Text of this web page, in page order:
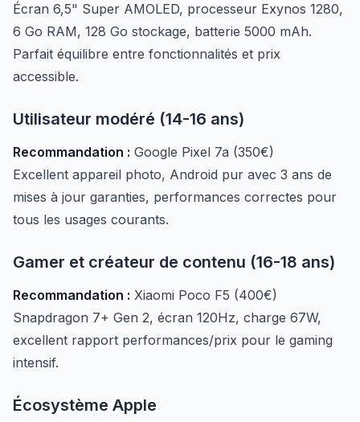
Écran 6,5" Super AMOLED, processeur Exynos 1280,
6 Go RAM, 128 Go stockage, batterie 5000 mAh.
Parfait équilibre entre fonctionnalités et prix
accessible.
Utilisateur modéré (14-16 ans)
Recommandation : Google Pixel 7a (350€)
Excellent appareil photo, Android pur avec 3 ans de
mises à jour garanties, performances correctes pour
tous les usages courants.
Gamer et créateur de contenu (16-18 ans)
Recommandation : Xiaomi Poco F5 (400€)
Snapdragon 7+ Gen 2, écran 120Hz, charge 67W,
excellent rapport performances/prix pour le gaming
intensif.
Écosystème Apple